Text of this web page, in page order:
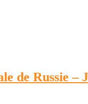
de Russie –